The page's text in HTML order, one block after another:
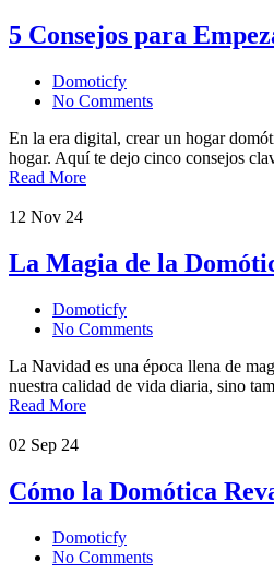
5 Consejos para
Domoticfy
No Comments
En la era digital, crear un hogar
hogar. Aquí te dejo cinco consejos
Read More
12 Nov 24
La Magia de la
Domoticfy
No Comments
La Navidad es una época llena de
nuestra calidad de vida diaria, sino
Read More
02 Sep 24
Cómo la Domótica
Domoticfy
No Comments